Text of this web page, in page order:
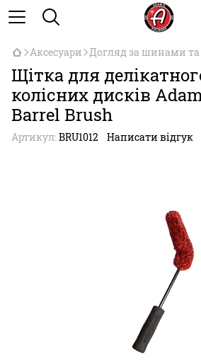
Аксесуари Догляд за шинами
Щітка для
колісних дисків
Barrel Brush
Артикул:BRU1012 Написати відгук